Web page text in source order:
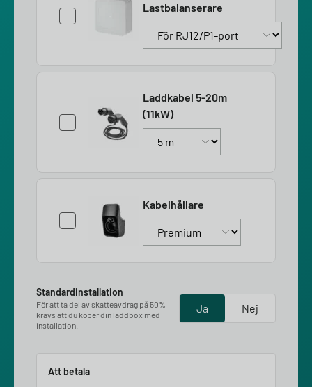
Lastbalanserare
Laddkabel 5-20m
(11kW)
Kabelhållare
Standardinstallation
För att ta del av skatteavdrag på 50%
krävs att du köper din laddbox med
installation.
Ja Nej
Att betala